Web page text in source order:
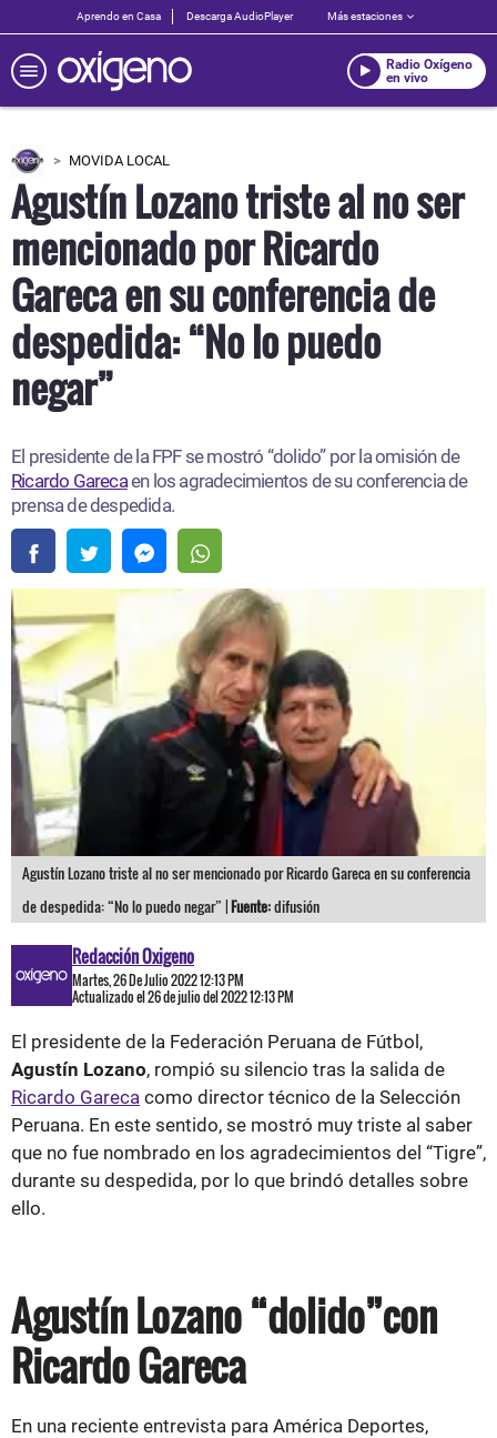
Aprendo en Casa Descarga AudioPlayer Más estaciones
Radio Oxígeno
en vivo
MOVIDA LOCAL
Agustín Lozano triste al no ser
mencionado por Ricardo
Gareca en su conferencia de
despedida: “No lo puedo
negar”
El presidente de la FPF se mostró “dolido” por la omisión de
Ricardo Garecaen los agradecimientos de su conferencia de
prensa de despedida.
Agustín Lozano triste al no ser mencionado por Ricardo Gareca en su conferencia
de despedida: “No lo puedo negar” |Fuente:difusión
Redacción Oxigeno
Martes, 26 De Julio 2022 12:13 PM
Actualizado el 26 de julio del 2022 12:13 PM
El presidente de la Federación Peruana de Fútbol,
Agustín Lozano, rompió su silencio tras la salida de
Ricardo Gareca como director técnico de la Selección
Peruana. En este sentido, se mostró muy triste al saber
que no fue nombrado en los agradecimientos del “Tigre”,
durante su despedida, por lo que brindó detalles sobre
ello.
Agustín Lozano “dolido”con
Ricardo Gareca
En una reciente entrevista para América Deportes,